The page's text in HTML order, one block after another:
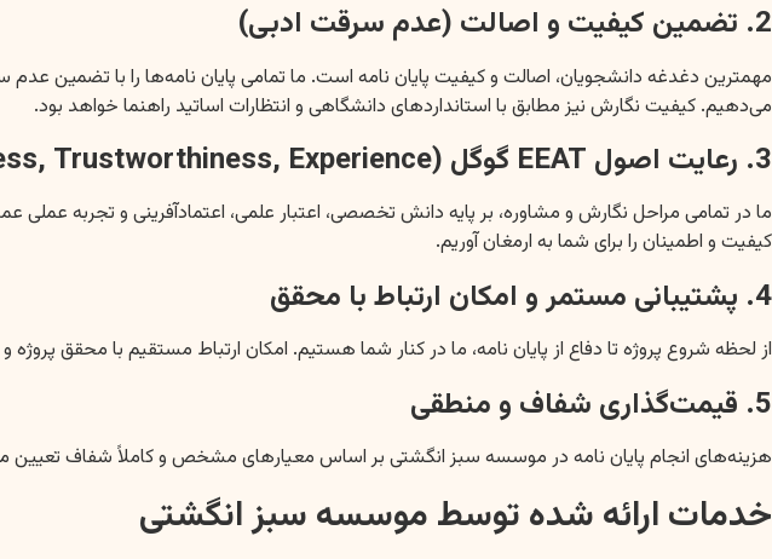
2. تضمین کیفیت و اصالت (عدم سرقت ادبی)
می‌دهیم. کیفیت نگارش نیز مطابق با استانداردهای دانشگاهی و انتظارات اساتید راهنما خواهد بود.
3. رعایت اصول EEAT گوگل (Expertise, Authoritativeness, Trustworthiness, Experience)
ما در تمامی مراحل نگارش و مشاوره، بر پایه دانش تخصصی، اعتبار علمی، اعتمادآفرینی و تجربه
کیفیت و اطمینان را برای شما به ارمغان آوریم.
4. پشتیبانی مستمر و امکان ارتباط با محقق
از لحظه شروع پروژه تا دفاع از پایان نامه، ما در کنار شما هستیم. امکان ارتباط مستقیم با محقق
5. قیمت‌گذاری شفاف و منطقی
هزینه‌های انجام پایان نامه در موسسه سبز انگشتی بر اساس معیارهای مشخص و کاملاً شفاف تعیین
خدمات ارائه شده توسط موسسه سبز انگشتی